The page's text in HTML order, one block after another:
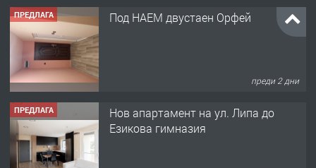
ПРЕДЛАГА Под НАЕМ двустаен Орфей
преди 2 дни
ПРЕДЛАГА
Нов апартамент на ул. Липа до
Езикова гимназия